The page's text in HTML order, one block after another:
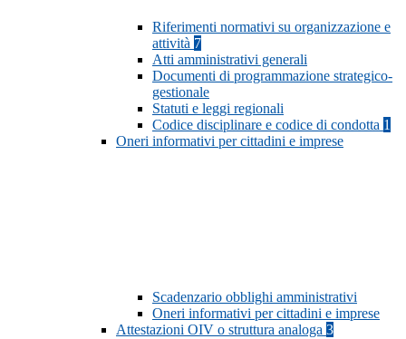
Riferimenti normativi su organizzazione e
attività 7
Atti amministrativi generali
Documenti di programmazione strategico-
gestionale
Statuti e leggi regionali
Codice disciplinare e codice di condotta 1
Oneri informativi per cittadini e imprese
Scadenzario obblighi amministrativi
Oneri informativi per cittadini e imprese
Attestazioni OIV o struttura analoga 3